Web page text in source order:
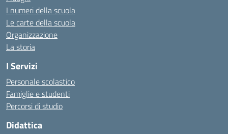
I numeri della scuola
Le carte della scuola
Organizzazione
La storia
I Servizi
Personale scolastico
Famiglie e studenti
Percorsi di studio
Didattica